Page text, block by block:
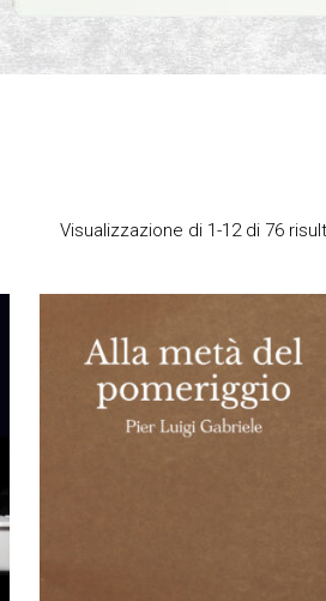
Visualizzazione di 1-12 di 76